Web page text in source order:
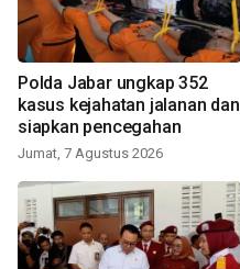
Polda Jabar ungkap 352
kasus kejahatan jalanan dan
siapkan pencegahan
Jumat, 7 Agustus 2026